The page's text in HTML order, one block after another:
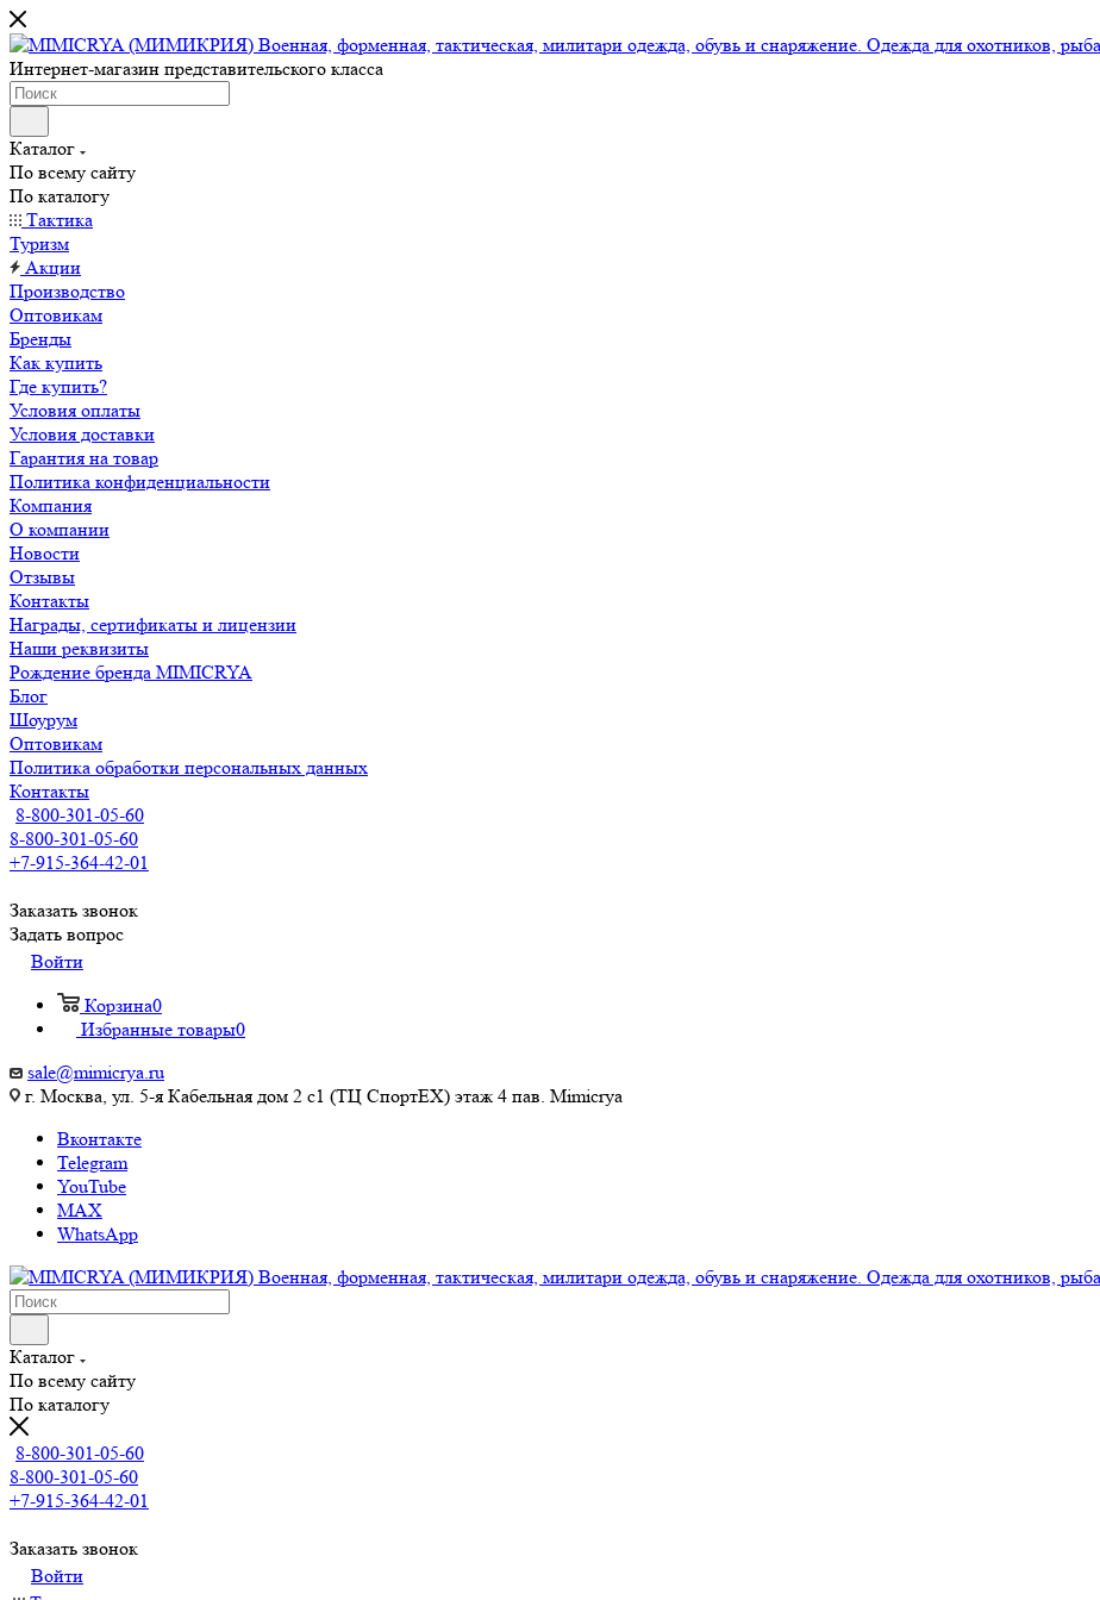
Интернет-магазин представительского класса
Каталог
По всему сайту
По каталогу
Тактика
Туризм
Акции
Производство
Оптовикам
Бренды
Как купить
Где купить?
Условия оплаты
Условия доставки
Гарантия на товар
Политика конфиденциальности
Компания
О компании
Новости
Отзывы
Контакты
Награды, сертификаты и лицензии
Наши реквизиты
Рождение бренда MIMICRYA
Блог
Шоурум
Оптовикам
Политика обработки персональных данных
Контакты
8-800-301-05-60
8-800-301-05-60
+7-915-364-42-01
Заказать звонок
Задать вопрос
Войти
Корзина0
Избранные товары0
sale@mimicrya.ru
г. Москва, ул. 5-я Кабельная дом 2 с1 (ТЦ СпортEX) этаж 4 пав. Mimicrya
Вконтакте
Telegram
YouTube
MAX
WhatsApp
Каталог
По всему сайту
По каталогу
8-800-301-05-60
8-800-301-05-60
+7-915-364-42-01
Заказать звонок
Войти